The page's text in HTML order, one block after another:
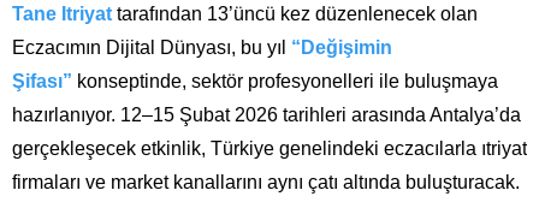
Tane Itriyat tarafından 13’üncü kez düzenlenecek olan
Eczacımın Dijital Dünyası, bu yıl “Değişimin
Şifası” konseptinde, sektör profesyonelleri ile buluşmaya
hazırlanıyor. 12–15 Şubat 2026 tarihleri arasında Antalya’da
gerçekleşecek etkinlik, Türkiye genelindeki eczacılarla ıtriyat
firmaları ve market kanallarını aynı çatı altında buluşturacak.